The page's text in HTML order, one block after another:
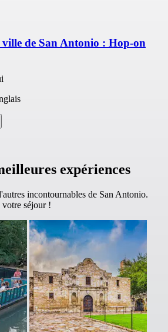
de San Antonio : Hop-on
expériences
incontournables de San Antonio.
séjour !